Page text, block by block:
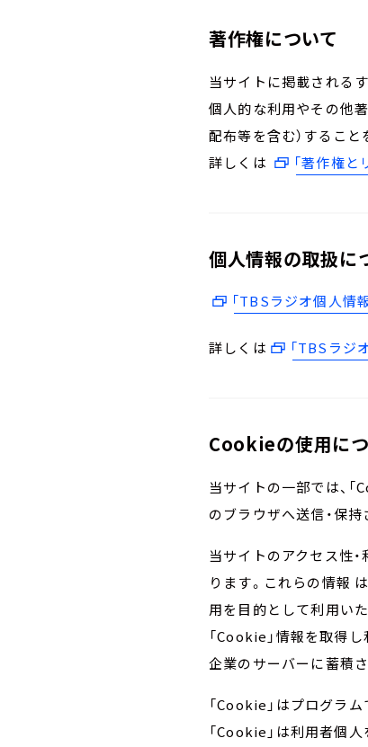
著作権について
当サイトに掲載される
個人的な利用やその他
配布等を含む）すること
詳しくは
「著作権と
個人情報の取扱に
「TBSラジオ個人情
詳しくは 「TBSラジ
Cookieの使用に
当サイトの一部では、
のブラウザへ送信・保持
当サイトのアクセス性
ります。これらの情報
用を目的として利用い
「Cookie」情報を取得
企業のサーバーに蓄積
「Cookie」はプログラ
「Cookie」は利用者個